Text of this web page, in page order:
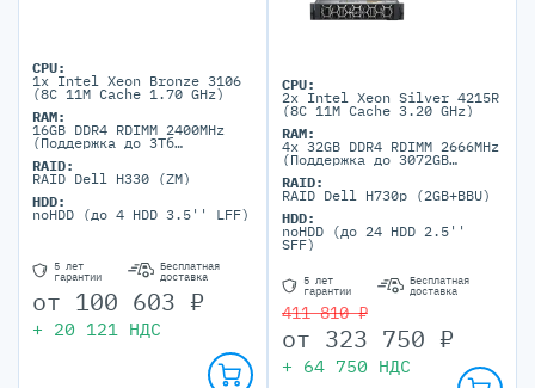
CPU:
1x Intel Xeon Bronze 3106
(8C 11M Cache 1.70 GHz)
RAM:
16GB DDR4 RDIMM 2400MHz
(Поддержка до 3Тб
портов)
RAID:
RAID Dell H330 (ZM)
HDD:
noHDD (до 4 HDD 3.5'' LFF)
5 лет
гарантии
Бесплатная
доставка
от 100 603 ₽
+ 20 121 НДС
CPU:
2x Intel Xeon Silver 4215R
(8C 11M Cache 3.20 GHz)
RAM:
4x 32GB DDR4 RDIMM 2666MHz
(Поддержка до 3072GB
портов)
RAID:
RAID Dell H730p (2GB+BBU)
HDD:
noHDD (до 24 HDD 2.5''
SFF)
5 лет
гарантии
Бесплатная
доставка
411 810 ₽
от 323 750 ₽
+ 64 750 НДС